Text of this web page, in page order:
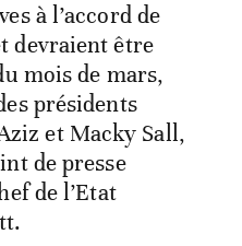
à l’accord de
devraient être
mois de mars,
présidents
et Macky Sall,
de presse
de l’Etat